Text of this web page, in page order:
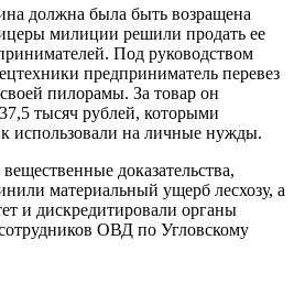
должна была быть возращена
милиции решили продать ее
Под руководством
предприниматель перевез
пилорамы. За товар он
тысяч рублей, которыми
использовали на личные нужды.
доказательства,
материальный ущерб лесхозу, а
и дискредитировали органы
ОВД по Угловскому